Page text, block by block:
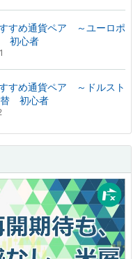
すすめ通貨ペア ～ユーロポ
初心者
すすめ通貨ペア ～ドルスト
初心者